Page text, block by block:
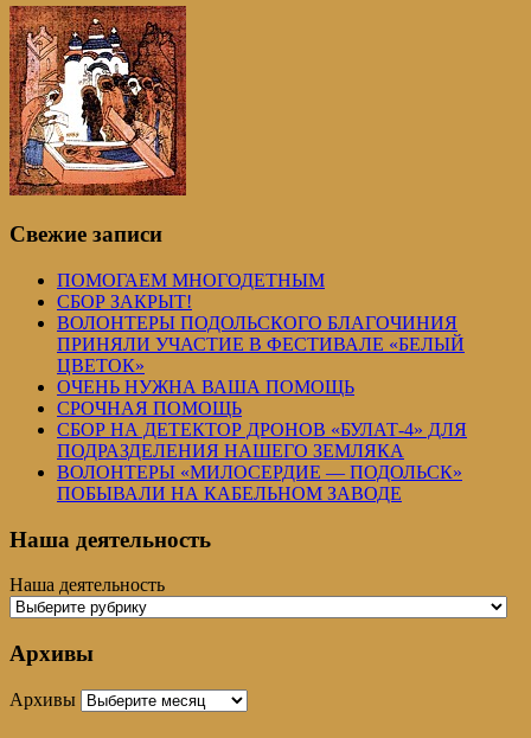
Свежие записи
ПОМОГАЕМ МНОГОДЕТНЫМ
СБОР ЗАКРЫТ!
ВОЛОНТЕРЫ ПОДОЛЬСКОГО БЛАГОЧИНИЯ
ПРИНЯЛИ УЧАСТИЕ В ФЕСТИВАЛЕ «БЕЛЫЙ
ЦВЕТОК»
ОЧЕНЬ НУЖНА ВАША ПОМОЩЬ
СРОЧНАЯ ПОМОЩЬ
СБОР НА ДЕТЕКТОР ДРОНОВ «БУЛАТ-4» ДЛЯ
ПОДРАЗДЕЛЕНИЯ НАШЕГО ЗЕМЛЯКА
ВОЛОНТЕРЫ «МИЛОСЕРДИЕ — ПОДОЛЬСК»
ПОБЫВАЛИ НА КАБЕЛЬНОМ ЗАВОДЕ
Наша деятельность
Наша деятельность
Архивы
Архивы